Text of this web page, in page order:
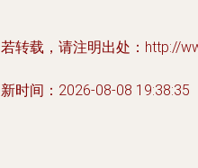
转载，请注明出处：http://
时间：2026-08-08 19:38:35